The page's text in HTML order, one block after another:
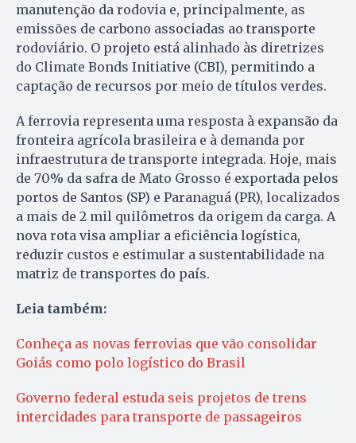
manutenção da rodovia e, principalmente, as
emissões de carbono associadas ao transporte
rodoviário. O projeto está alinhado às diretrizes
do Climate Bonds Initiative (CBI), permitindo a
captação de recursos por meio de títulos verdes.
A ferrovia representa uma resposta à expansão da
fronteira agrícola brasileira e à demanda por
infraestrutura de transporte integrada. Hoje, mais
de 70% da safra de Mato Grosso é exportada pelos
portos de Santos (SP) e Paranaguá (PR), localizados
a mais de 2 mil quilômetros da origem da carga. A
nova rota visa ampliar a eficiência logística,
reduzir custos e estimular a sustentabilidade na
matriz de transportes do país.
Leia também:
Conheça as novas ferrovias que vão consolidar
Goiás como polo logístico do Brasil
Governo federal estuda seis projetos de trens
intercidades para transporte de passageiros